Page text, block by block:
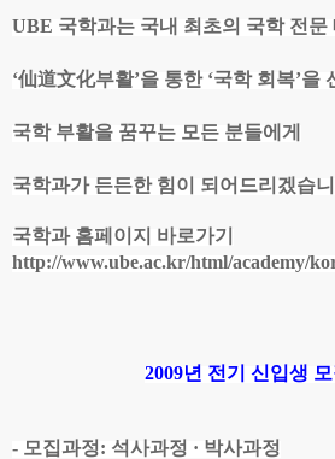
UBE 국학과는 국내 최초의 국학 전문
‘仙道文化부활’을 통한 ‘국학 회복’을
국학 부활을 꿈꾸는 모든 분들에게
국학과가 든든한 힘이 되어드리겠습
국학과 홈페이지 바로가기
http://www.ube.ac.kr/html/academy/
2009년 전기 신입생
- 모집과정: 석사과정 · 박사과정